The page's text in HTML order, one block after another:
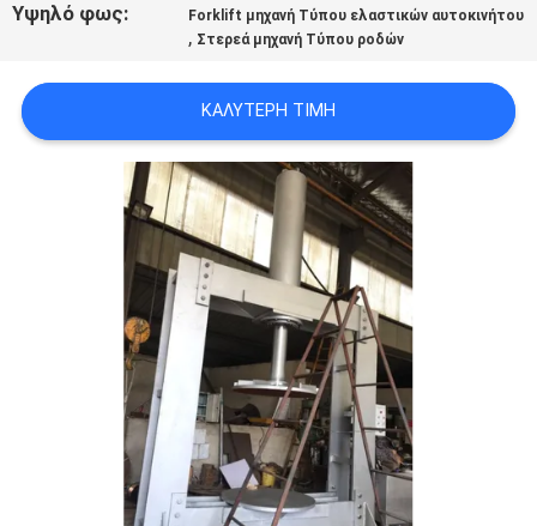
Υψηλό φως: Forklift μηχανή Τύπου ελαστικών αυτοκινήτου
, Στερεά μηχανή Τύπου ροδών
ΚΑΛΎΤΕΡΗ ΤΙΜΉ